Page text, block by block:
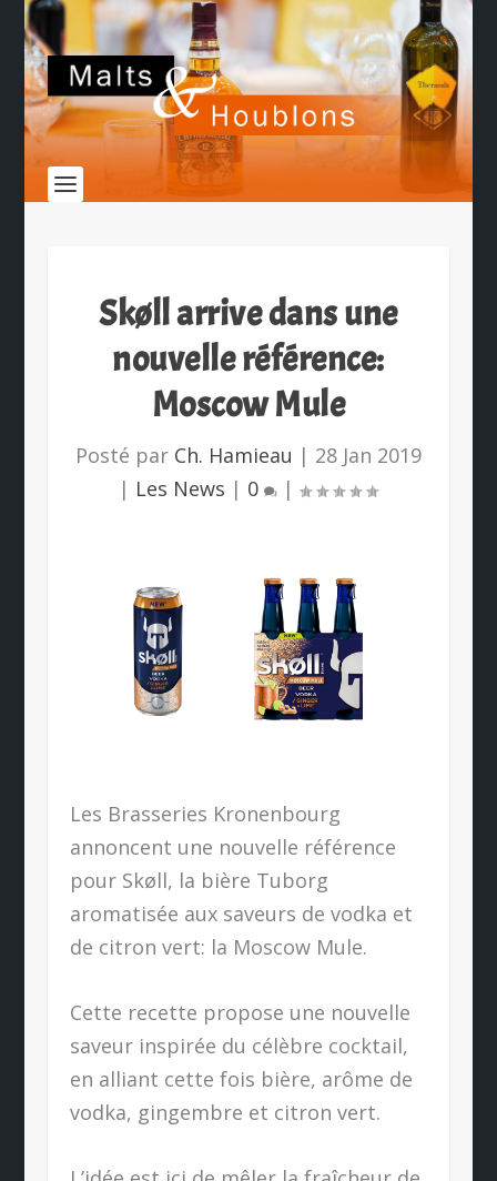
Skøll arrive dans une
nouvelle référence:
Moscow Mule
Posté par Ch. Hamieau | 28 Jan 2019
| Les News | 0 |
Les Brasseries Kronenbourg
annoncent une nouvelle référence
pour Skøll, la bière Tuborg
aromatisée aux saveurs de vodka et
de citron vert: la Moscow Mule.
Cette recette propose une nouvelle
saveur inspirée du célèbre cocktail,
en alliant cette fois bière, arôme de
vodka, gingembre et citron vert.